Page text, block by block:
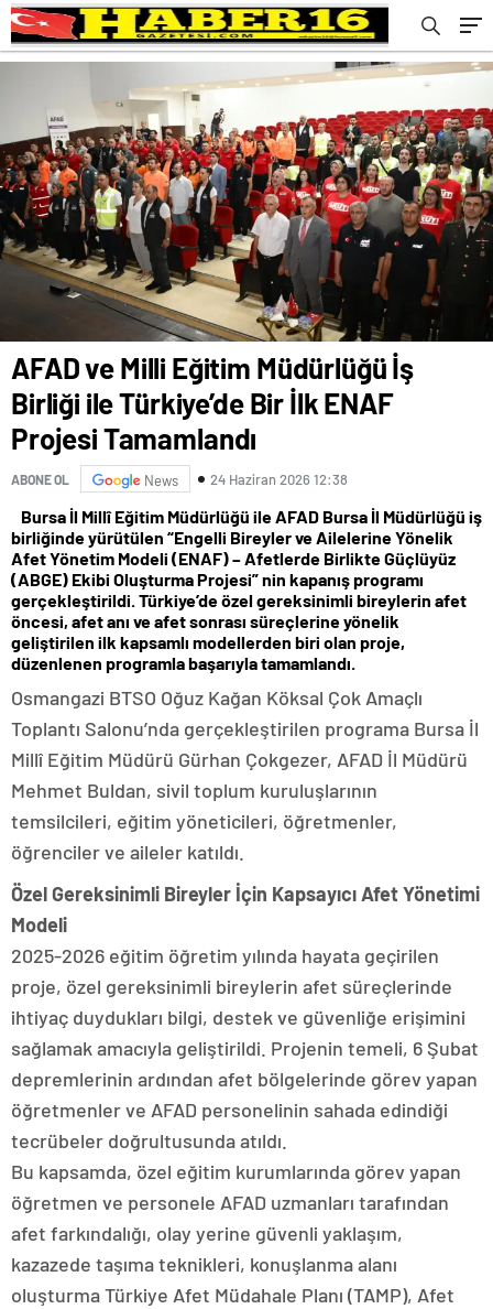
AFAD ve Milli Eğitim Müdürlüğü İş
Birliği ile Türkiye’de Bir İlk ENAF
Projesi Tamamlandı
ABONE OL News 24 Haziran 2026 12:38
Bursa İl Millî Eğitim Müdürlüğü ile AFAD Bursa İl Müdürlüğü iş
birliğinde yürütülen “Engelli Bireyler ve Ailelerine Yönelik
Afet Yönetim Modeli (ENAF) – Afetlerde Birlikte Güçlüyüz
(ABGE) Ekibi Oluşturma Projesi” nin kapanış programı
gerçekleştirildi. Türkiye’de özel gereksinimli bireylerin afet
öncesi, afet anı ve afet sonrası süreçlerine yönelik
geliştirilen ilk kapsamlı modellerden biri olan proje,
düzenlenen programla başarıyla tamamlandı.
Osmangazi BTSO Oğuz Kağan Köksal Çok Amaçlı
Toplantı Salonu’nda gerçekleştirilen programa Bursa İl
Millî Eğitim Müdürü Gürhan Çokgezer, AFAD İl Müdürü
Mehmet Buldan, sivil toplum kuruluşlarının
temsilcileri, eğitim yöneticileri, öğretmenler,
öğrenciler ve aileler katıldı.
Özel Gereksinimli Bireyler İçin Kapsayıcı Afet Yönetimi
Modeli
2025-2026 eğitim öğretim yılında hayata geçirilen
proje, özel gereksinimli bireylerin afet süreçlerinde
ihtiyaç duydukları bilgi, destek ve güvenliğe erişimini
sağlamak amacıyla geliştirildi. Projenin temeli, 6 Şubat
depremlerinin ardından afet bölgelerinde görev yapan
öğretmenler ve AFAD personelinin sahada edindiği
tecrübeler doğrultusunda atıldı.
Bu kapsamda, özel eğitim kurumlarında görev yapan
öğretmen ve personele AFAD uzmanları tarafından
afet farkındalığı, olay yerine güvenli yaklaşım,
kazazede taşıma teknikleri, konuşlanma alanı
oluşturma Türkiye Afet Müdahale Planı (TAMP), Afet